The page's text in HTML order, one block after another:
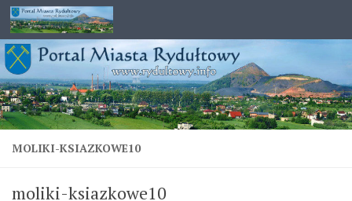
Przejdź do treści
MOLIKI-KSIAZKOWE10
moliki-ksiazkowe10